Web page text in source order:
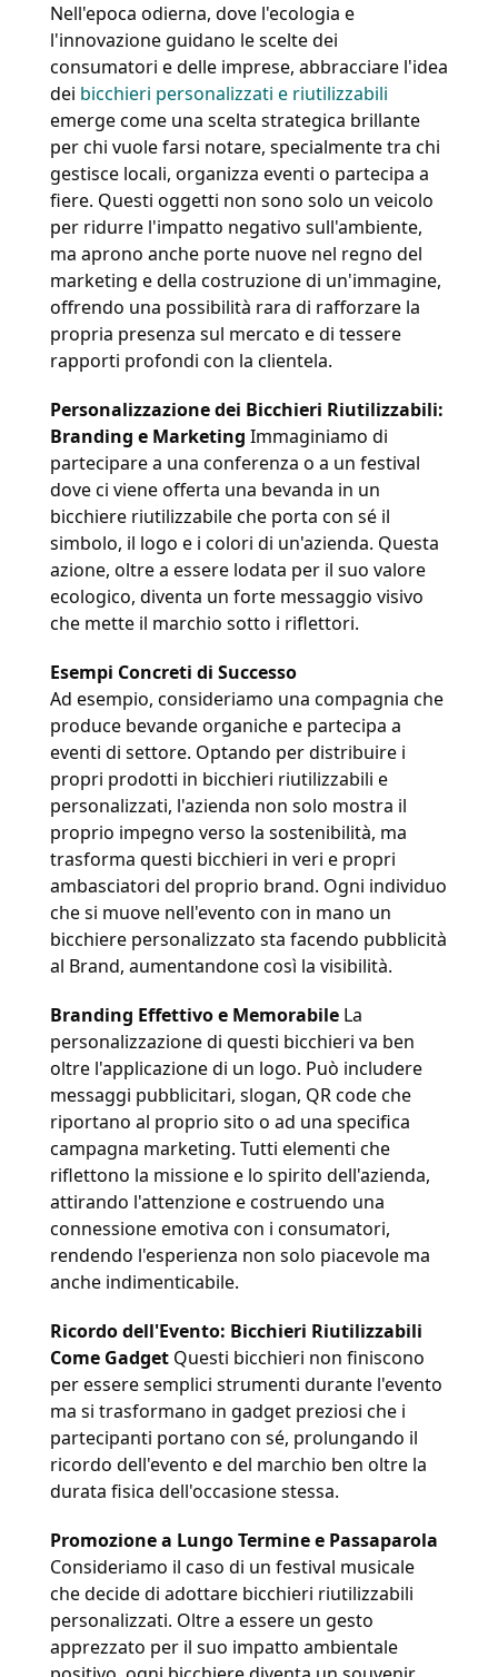
Nell'epoca odierna, dove l'ecologia e
l'innovazione guidano le scelte dei
consumatori e delle imprese, abbracciare l'idea
dei bicchieri personalizzati e riutilizzabili
emerge come una scelta strategica brillante
per chi vuole farsi notare, specialmente tra chi
gestisce locali, organizza eventi o partecipa a
fiere. Questi oggetti non sono solo un veicolo
per ridurre l'impatto negativo sull'ambiente,
ma aprono anche porte nuove nel regno del
marketing e della costruzione di un'immagine,
offrendo una possibilità rara di rafforzare la
propria presenza sul mercato e di tessere
rapporti profondi con la clientela.
Personalizzazione dei Bicchieri Riutilizzabili:
Branding e Marketing Immaginiamo di
partecipare a una conferenza o a un festival
dove ci viene offerta una bevanda in un
bicchiere riutilizzabile che porta con sé il
simbolo, il logo e i colori di un'azienda. Questa
azione, oltre a essere lodata per il suo valore
ecologico, diventa un forte messaggio visivo
che mette il marchio sotto i riflettori.
Esempi Concreti di Successo
Ad esempio, consideriamo una compagnia che
produce bevande organiche e partecipa a
eventi di settore. Optando per distribuire i
propri prodotti in bicchieri riutilizzabili e
personalizzati, l'azienda non solo mostra il
proprio impegno verso la sostenibilità, ma
trasforma questi bicchieri in veri e propri
ambasciatori del proprio brand. Ogni individuo
che si muove nell'evento con in mano un
bicchiere personalizzato sta facendo pubblicità
al Brand, aumentandone così la visibilità.
Branding Effettivo e Memorabile La
personalizzazione di questi bicchieri va ben
oltre l'applicazione di un logo. Può includere
messaggi pubblicitari, slogan, QR code che
riportano al proprio sito o ad una specifica
campagna marketing. Tutti elementi che
riflettono la missione e lo spirito dell'azienda,
attirando l'attenzione e costruendo una
connessione emotiva con i consumatori,
rendendo l'esperienza non solo piacevole ma
anche indimenticabile.
Ricordo dell'Evento: Bicchieri Riutilizzabili
Come Gadget Questi bicchieri non finiscono
per essere semplici strumenti durante l'evento
ma si trasformano in gadget preziosi che i
partecipanti portano con sé, prolungando il
ricordo dell'evento e del marchio ben oltre la
durata fisica dell'occasione stessa.
Consideriamo il caso di un festival musicale
che decide di adottare bicchieri riutilizzabili
personalizzati. Oltre a essere un gesto
apprezzato per il suo impatto ambientale